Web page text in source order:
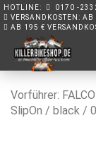
HOTLINE: 0170 -
VERSANDKOSTEN:
AB 195 €
Vor­füh­rer:
Sli­pOn / black /